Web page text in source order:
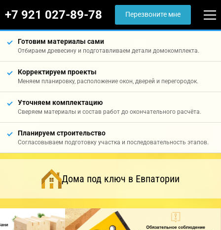
+7 921 027-89-78 Перезвоните мне
Готовим материалы сами
Отбираем древесину и подготавливаем детали домокомплекта.
Корректируем проекты
Меняем планировку, расположение окон, дверей и перегородок.
Уточняем комплектацию
Сверяем материалы и состав работ до окончательного расчёта.
Планируем строительство
Согласовываем подготовку участка и последовательность этапов.
Дома под ключ в Евпатории